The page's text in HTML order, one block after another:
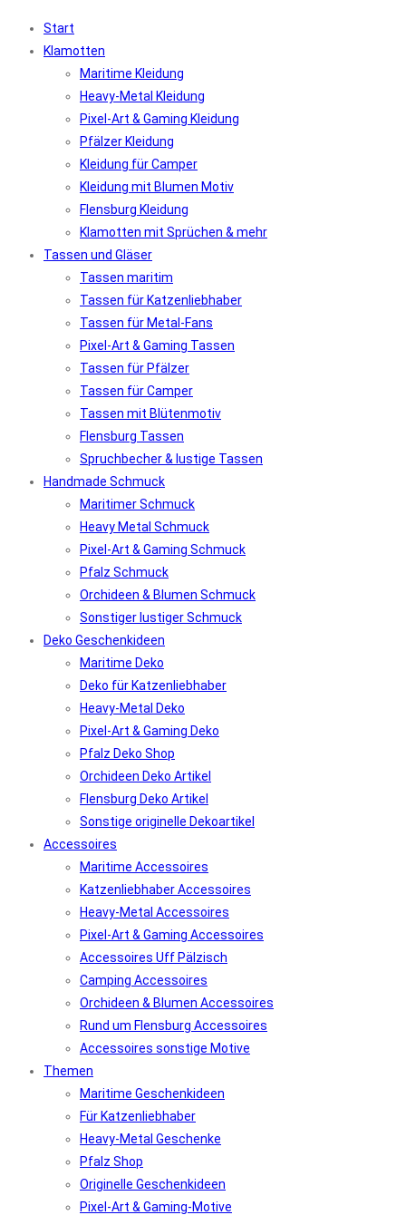
Start
Klamotten
Maritime Kleidung
Heavy-Metal Kleidung
Pixel-Art & Gaming Kleidung
Pfälzer Kleidung
Kleidung für Camper
Kleidung mit Blumen Motiv
Flensburg Kleidung
Klamotten mit Sprüchen & mehr
Tassen und Gläser
Tassen maritim
Tassen für Katzenliebhaber
Tassen für Metal-Fans
Pixel-Art & Gaming Tassen
Tassen für Pfälzer
Tassen für Camper
Tassen mit Blütenmotiv
Flensburg Tassen
Spruchbecher & lustige Tassen
Handmade Schmuck
Maritimer Schmuck
Heavy Metal Schmuck
Pixel-Art & Gaming Schmuck
Pfalz Schmuck
Orchideen & Blumen Schmuck
Sonstiger lustiger Schmuck
Deko Geschenkideen
Maritime Deko
Deko für Katzenliebhaber
Heavy-Metal Deko
Pixel-Art & Gaming Deko
Pfalz Deko Shop
Orchideen Deko Artikel
Flensburg Deko Artikel
Sonstige originelle Dekoartikel
Accessoires
Maritime Accessoires
Katzenliebhaber Accessoires
Heavy-Metal Accessoires
Pixel-Art & Gaming Accessoires
Accessoires Uff Pälzisch
Camping Accessoires
Orchideen & Blumen Accessoires
Rund um Flensburg Accessoires
Accessoires sonstige Motive
Themen
Maritime Geschenkideen
Für Katzenliebhaber
Heavy-Metal Geschenke
Pfalz Shop
Originelle Geschenkideen
Pixel-Art & Gaming-Motive